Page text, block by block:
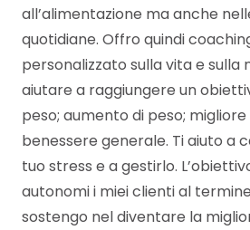
all’alimentazione ma anche
quotidiane. Offro quindi
personalizzato sulla vita e sulla
aiutare a raggiungere un
peso; aumento di peso;
benessere generale. Ti aiuto a
tuo stress e a gestirlo.
autonomi i miei clienti al
sostengo nel diventare la